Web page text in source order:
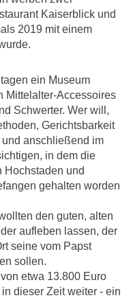
Kaiserblick und
2019 mit einem
ein Museum
Mittelalter-Accessoires
Schwerter. Wer will,
Gerichtsbarkeit
anschließend im
in dem die
Hochstaden und
gehalten worden
den guten, alten
aufleben lassen, der
seine vom Papst
sollen.
etwa 13.800 Euro
dieser Zeit weiter - ein